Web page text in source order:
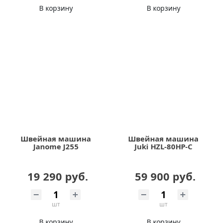
В корзину В корзину
Швейная машина
Janome J255
19 290 руб.
шт
Швейная машина
Juki HZL-80HP-С
59 900 руб.
шт